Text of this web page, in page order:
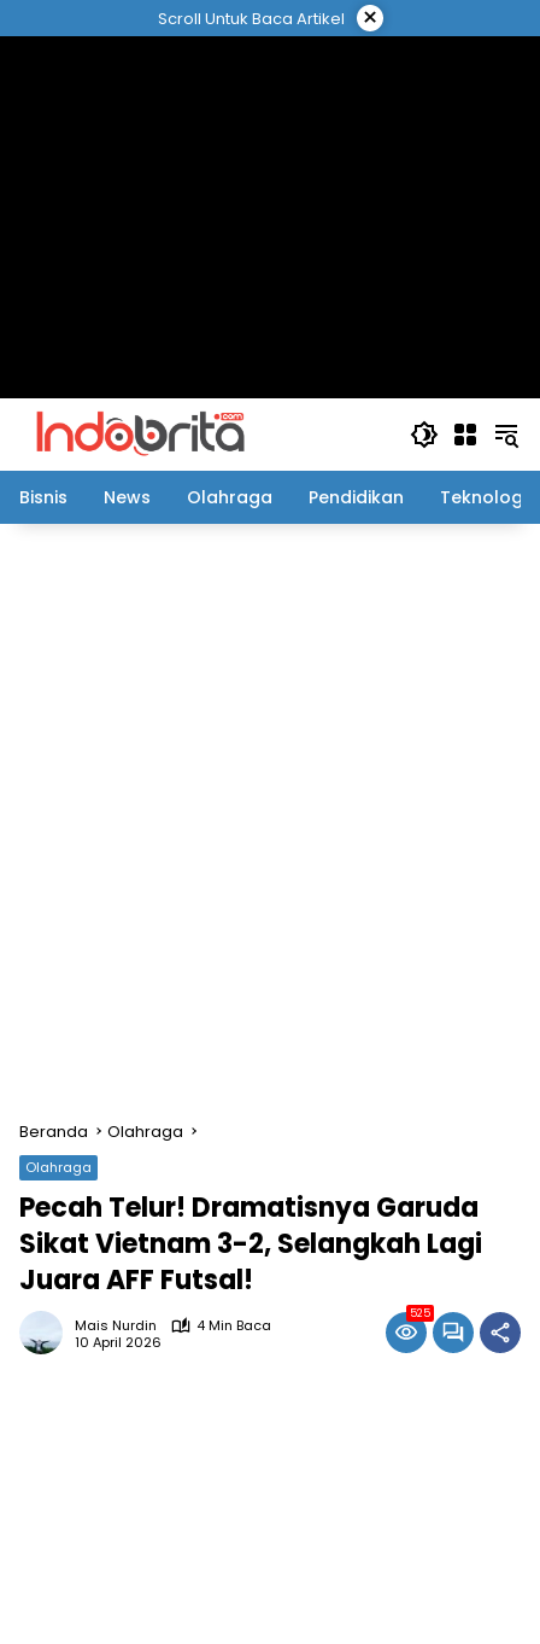
ke
Scroll Untuk Baca Artikel ×
Bisnis News Olahraga Pendidikan Teknologi
Beranda Olahraga
Olahraga
Pecah Telur! Dramatisnya Garuda
Sikat Vietnam 3-2, Selangkah Lagi
Juara AFF Futsal!
Mais Nurdin
4 Min Baca
10 April 2026
525